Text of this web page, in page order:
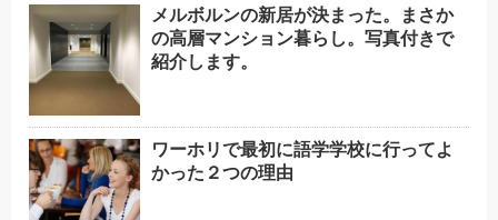
メルボルンの新居が決まった。まさか
の高層マンション暮らし。写真付きで
紹介します。
ワーホリで最初に語学学校に行ってよ
かった２つの理由